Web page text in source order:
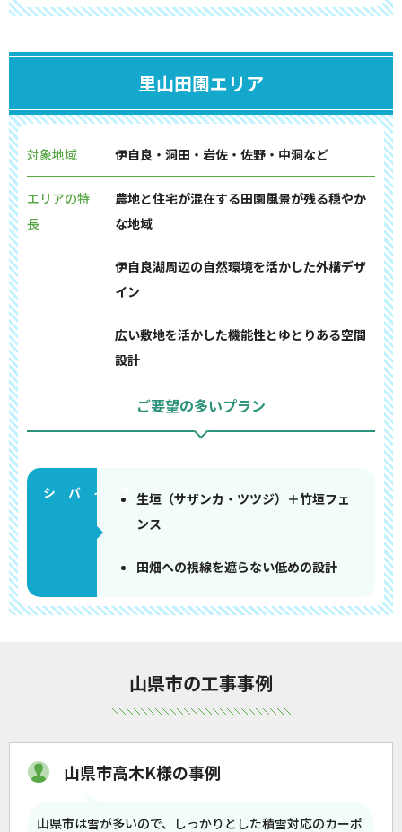
里山田園エリア
対象地域 伊自良・洞田・岩佐・佐野・中洞など
エリアの特
長
農地と住宅が混在する田園風景が残る穏やか
な地域
伊自良湖周辺の自然環境を活かした外構デザ
イン
広い敷地を活かした機能性とゆとりある空間
設計
ご要望の多いプラン
生垣（サザンカ・ツツジ）＋竹垣フェ
ンス
田畑への視線を遮らない低めの設計
山県市の工事事例
山県市高木K様の事例
山県市は雪が多いので、しっかりとした積雪対応のカーポ